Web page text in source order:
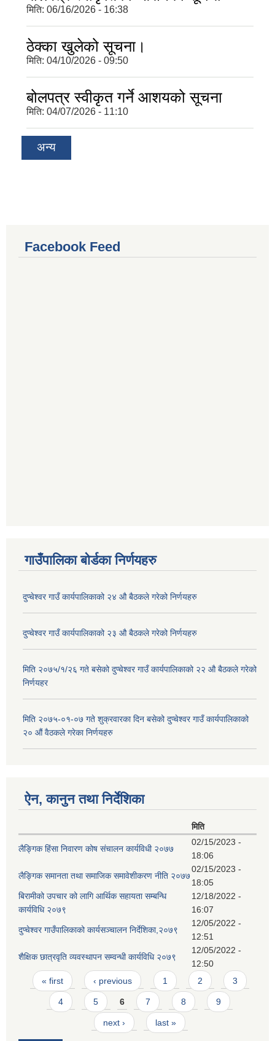
मिति: 06/16/2026 - 16:38
ठेक्का खुलेको सूचना।
मिति: 04/10/2026 - 09:50
बोलपत्र स्वीकृत गर्ने आशयको सूचना
मिति: 04/07/2026 - 11:10
अन्य
Facebook Feed
गाउँपालिका बोर्डका निर्णयहरु
दुप्चेश्वर गाउँ कार्यपालिकाको २४ औ बैठकले गरेको निर्णयहरु
दुप्चेश्वर गाउँ कार्यपालिकाको २३ औ बैठकले गरेको निर्णयहरु
मिति २०७५/१/२६ गते बसेको दुप्चेश्वर गाउँ कार्यपालिकाको २२ औ बैठकले गरेको
निर्णयहर
मिति २०७५-०१-०७ गते शुक्रवारका दिन बसेको दुप्चेश्वर गाउँ कार्यपालिकाको
२० औं वैठकले गरेका निर्णयहरु
ऐन, कानुन तथा निर्देशिका
मिति
लैङ्गिक हिंसा निवारण कोष संचालन कार्यविधी २०७७
02/15/2023 -
18:06
लैङ्गिक समानता तथा समाजिक समावेशीकरण नीति २०७७
02/15/2023 -
18:05
बिरामीको उपचार को लागि आर्थिक सहायता सम्बन्धि
कार्यविधि २०७९
12/18/2022 -
16:07
दुप्चेश्वर गाउँपालिकाको कार्यसञ्चालन निर्देशिका,२०७९
12/05/2022 -
12:51
शैक्षिक छात्रवृति व्यवस्थापन सम्वन्धी कार्यविधि २०७९
12/05/2022 -
12:50
Pages
« first ‹ previous 1 2 3
4 5 6 7 8 9
next › last »